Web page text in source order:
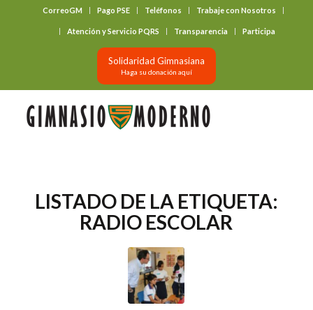
CorreoGM Pago PSE Teléfonos Trabaje con Nosotros
Atención y Servicio PQRS Transparencia Participa
Solidaridad Gimnasiana
Haga su donación aquí
LISTADO DE LA ETIQUETA:
RADIO ESCOLAR